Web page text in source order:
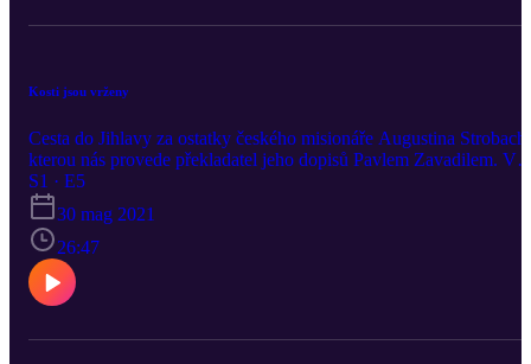
Kosti jsou vrženy
Cesta do Jihlavy za ostatky českého misionáře Augustina
kterou nás provede překladatel jeho dopisů Pavlem Zavadilem. V
dílu se objeví i jeden speciální host.
S1 · E5
30 mag 2021
26:47